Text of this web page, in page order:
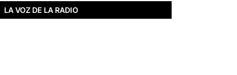
LA VOZ DE LA RADIO